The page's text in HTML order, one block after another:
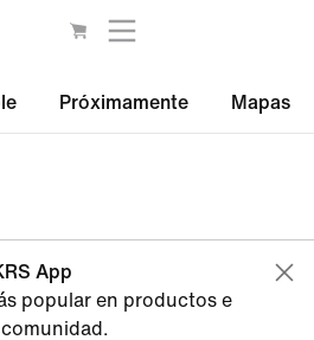
Próximamente Mapas
App
popular en productos e